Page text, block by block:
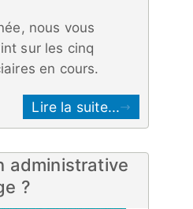
nous vous
sur les cinq
en cours.
Lire la suite...
administrative
?